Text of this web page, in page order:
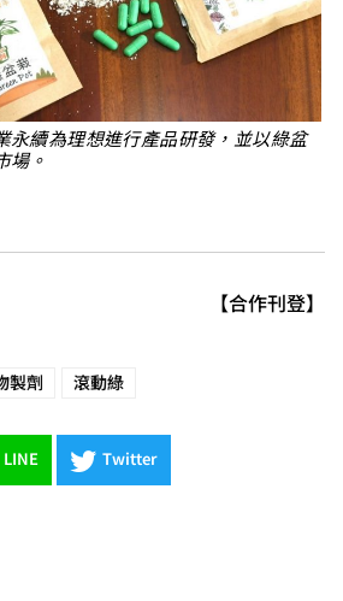
續為理想進行產品研發，並以綠盆
場。
【合作刊登】
劑 滾動綠
LINE Twitter